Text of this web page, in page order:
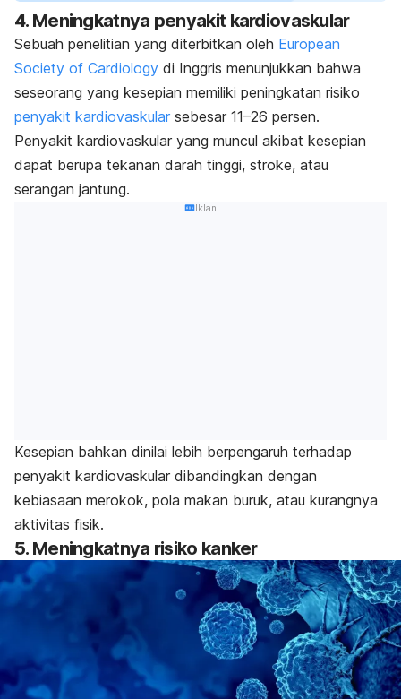
4. Meningkatnya penyakit kardiovaskular
Sebuah penelitian yang diterbitkan oleh European
Society of Cardiology di Inggris menunjukkan bahwa
seseorang yang kesepian memiliki peningkatan risiko
penyakit kardiovaskular sebesar 11–26 persen.
Penyakit kardiovaskular yang muncul akibat kesepian
dapat berupa tekanan darah tinggi, stroke, atau
serangan jantung.
Iklan
Kesepian bahkan dinilai lebih berpengaruh terhadap
penyakit kardiovaskular dibandingkan dengan
kebiasaan merokok, pola makan buruk, atau kurangnya
aktivitas fisik.
5. Meningkatnya risiko kanker